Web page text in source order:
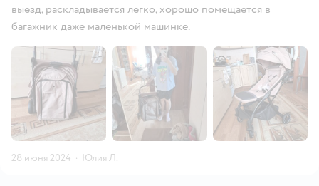
выезд, раскладывается легко, хорошо помещается в
багажник даже маленькой машинке.
28 июня 2024 · Юлия Л.